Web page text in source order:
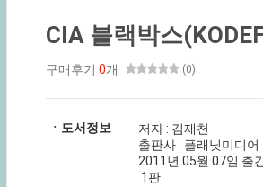
CIA 블랙박스
구매후기 0개 (0)
ㆍ도서정보
저자 : 김재천
출판사 : 플래닛미디어
2011년 05월 07일 출
1판